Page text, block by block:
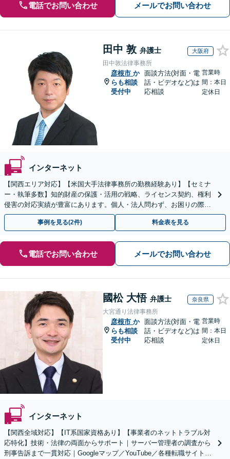
電話でお問い合わせ メールでお問い合わせ
田中 敦 弁護士 大阪府
田中敦法律事務所
彦根市 か
らも相談
受付中
面談方法(対面・電
話・ビデオなど)は
応相談
営業時
間：本日
定休日
インターネット
【関西エリア対応】【米国大手法律事務所の勤務経験あり】【セミナ
ー・執筆多数】知的財産の保護・活用の戦略、ライセンス契約、権利
侵害の対応実績が豊富にあります。個人・法人問わず、お困りの際は
お気軽にご相談ください。【弁護士歴15年以上】
事例を見る(2件) 料金表を見る
電話でお問い合わせ メールでお問い合わせ
國松 大悟 弁護士 奈良県
大宮通り法律事務所
彦根市 か
らも相談
受付中
面談方法(対面・電
話・ビデオなど)は
応相談
営業時
間：本日
定休日
インターネット
【関西全域対応】【IT系国家資格あり】【事業者のネットトラブル対
応特化】技術・法律の両面からサポート｜サーバー管理者の調査から
刑事告訴まで一貫対応｜Googleマップ／YouTube／各種転職サイトに